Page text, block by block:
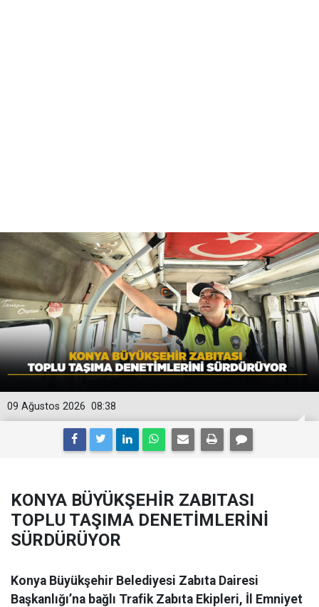
08:38
09 Ağustos 2026
KONYA BÜYÜKŞEHİR ZABITASI
TOPLU TAŞIMA DENETİMLERİNİ
SÜRDÜRÜYOR
Konya Büyükşehir Belediyesi Zabıta Dairesi
Başkanlığı’na bağlı Trafik Zabıta Ekipleri, İl Emniyet